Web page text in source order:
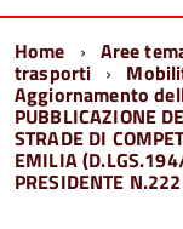
Home Aree
trasporti
Aggiornamento
PUBBLICAZIONE
STRADE DI
EMILIA
PRESIDENTE